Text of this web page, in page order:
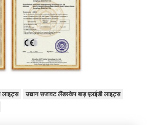
लाइट्स
उद्यान सजावट लैंडस्केप बाड़ एलईडी लाइट्स